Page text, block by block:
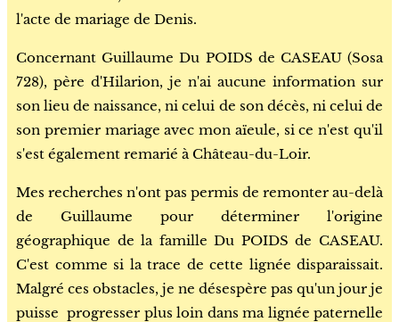
l'acte de mariage de Denis.
Concernant Guillaume Du POIDS de CASEAU (Sosa
728), père d'Hilarion, je n'ai aucune information sur
son lieu de naissance, ni celui de son décès, ni celui de
son premier mariage avec mon aïeule, si ce n'est qu'il
s'est également remarié à Château-du-Loir.
Mes recherches n'ont pas permis de remonter au-delà
de Guillaume pour déterminer l'origine
géographique de la famille Du POIDS de CASEAU.
C'est comme si la trace de cette lignée disparaissait.
Malgré ces obstacles, je ne désespère pas qu'un jour je
puisse progresser plus loin dans ma lignée paternelle